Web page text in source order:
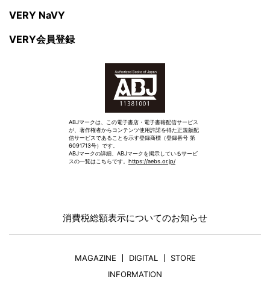
VERY NaVY
VERY会員登録
ABJマークは、この電子書店・電子書籍配信サービス
が、著作権者からコンテンツ使用許諾を得た正規版配
信サービスであることを示す登録商標（登録番号 第
6091713号）です。
ABJマークの詳細、ABJマークを掲示しているサービ
スの一覧はこちらです。 https://aebs.or.jp/
消費税総額表示についてのお知らせ
MAGAZINE DIGITAL
STORE
INFORMATION